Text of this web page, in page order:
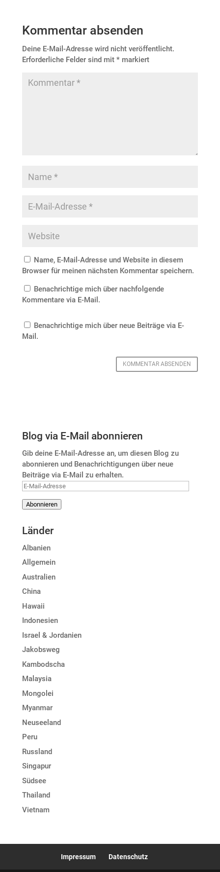
Kommentar absenden
Deine E-Mail-Adresse wird nicht veröffentlicht.
Erforderliche Felder sind mit *markiert
Name, E-Mail-Adresse und Website in diesem
Browser für meinen nächsten Kommentar speichern.
Benachrichtige mich über nachfolgende
Kommentare via E-Mail.
Benachrichtige mich über neue Beiträge via E-
Mail.
Blog via E-Mail abonnieren
Gib deine E-Mail-Adresse an, um diesen Blog zu
abonnieren und Benachrichtigungen über neue
Beiträge via E-Mail zu erhalten.
E-
Adresse
Abonnieren
Länder
Albanien
Allgemein
Australien
China
Hawaii
Indonesien
Israel & Jordanien
Jakobsweg
Kambodscha
Malaysia
Mongolei
Myanmar
Neuseeland
Peru
Russland
Singapur
Südsee
Thailand
Vietnam
Impressum Datenschutz